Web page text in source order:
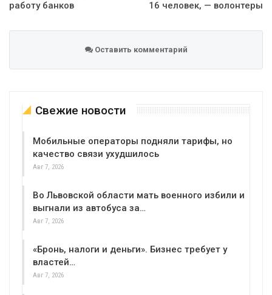
работу банков
16 человек, — волонтеры
Оставить комментарий
Свежие новости
Мобильные операторы подняли тарифы, но
качество связи ухудшилось
Авг 7, 2026
Во Львовской области мать военного избили и
выгнали из автобуса за…
Авг 7, 2026
«Бронь, налоги и деньги». Бизнес требует у
властей…
Авг 7, 2026